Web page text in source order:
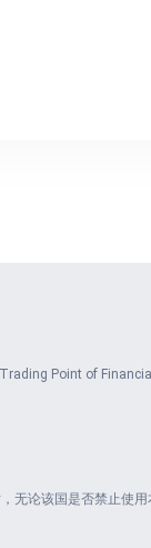
Point of
论该国是否禁止使